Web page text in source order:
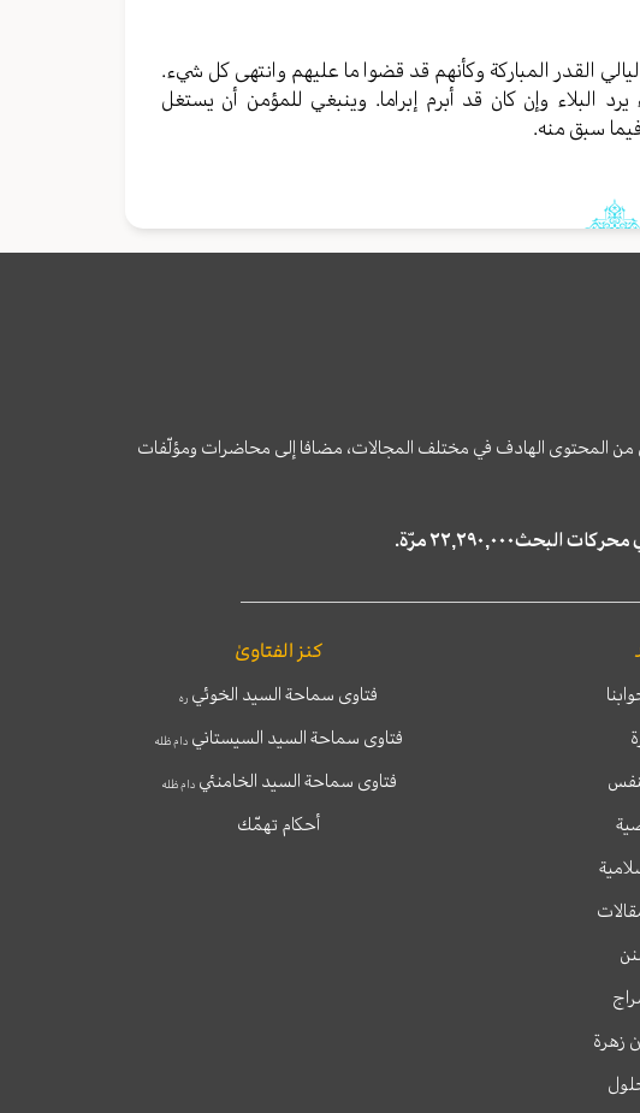
القدر المباركة وكأنهم قد قضوا ما عليهم وانتهى كل شيء.
البلاء وإن كان قد أبرم إبراما. وينبغي للمؤمن أن يستغل
سبق منه.
من المحتوى الهادف في مختلف المجالات، مضافا إلى محاضرات ومؤلّفات
زهرة
كنز الفتاوىٰ
فتاوى سماحة السيد الخوئي ره
فتاوى سماحة السيد السيستاني دام ظله
فتاوى سماحة السيد الخامنئيدام ظله
أحكام تهمّك